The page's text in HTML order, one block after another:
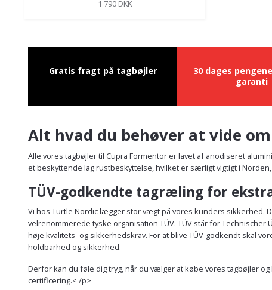
1 790 DKK
Gratis fragt på tagbøjler
30 dages
garanti
Alt hvad du behøver at vide
Alle vores tagbøjler til Cupra Formentor er lavet af anodiseret
et beskyttende lag rustbeskyttelse, hvilket er særligt vigtigt i
TÜV-godkendte tagræling for
Vi hos Turtle Nordic lægger stor vægt på vores kunders sikkerhed.
velrenommerede tyske organisation TÜV. TÜV står for
høje kvalitets- og sikkerhedskrav. For at blive TÜV-godkendt skal
holdbarhed og sikkerhed.
Derfor kan du føle dig tryg, når du vælger at købe vores tagbøjler
certificering.< /p>